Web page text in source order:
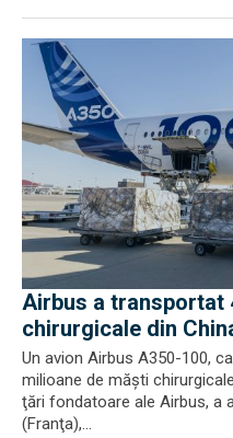
Airbus a transportat
chirurgicale din
Un avion Airbus A350-100,
milioane de măşti
ţări fondatoare ale Airbus, a
(Franţa),...